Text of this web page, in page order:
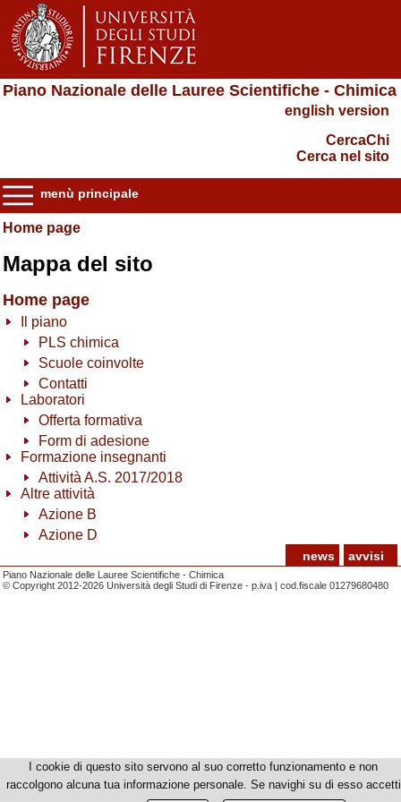
Piano Nazionale delle Lauree Scientifiche - Chimica
english version
CercaChi
Cerca nel sito
menù principale
Home page
Mappa del sito
Home page
Il piano
PLS chimica
Scuole coinvolte
Contatti
Laboratori
Offerta formativa
Form di adesione
Formazione insegnanti
Attività A.S. 2017/2018
Altre attività
Azione B
Azione D
news avvisi
Piano Nazionale delle Lauree Scientifiche - Chimica
© Copyright 2012-2026 Università degli Studi di Firenze - p.iva | cod.fiscale 01279680480
I cookie di questo sito servono al suo corretto funzionamento e non
raccolgono alcuna tua informazione personale. Se navighi su di esso accetti